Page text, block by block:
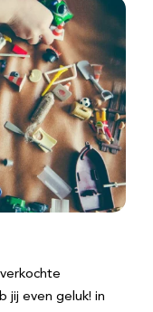
jij even geluk! in